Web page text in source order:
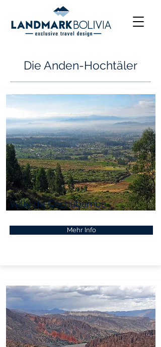
Die Anden-Hochtäler
Valle de Cochabamba
Mehr Info